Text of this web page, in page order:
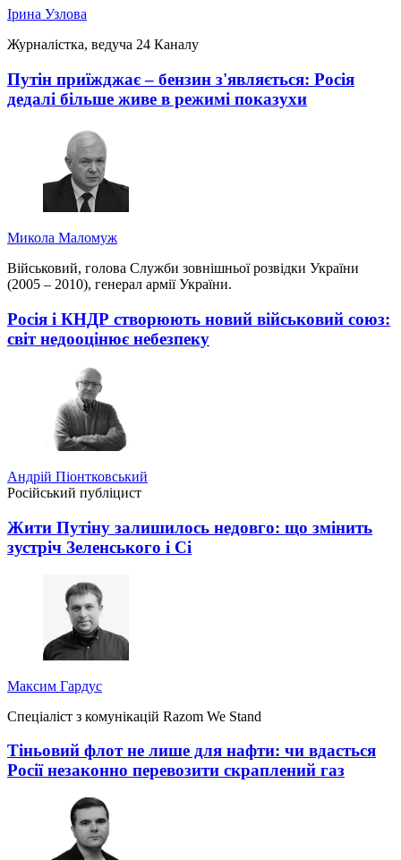
Ірина Узлова
Журналістка, ведуча 24 Каналу
Путін приїжджає – бензин з'являється: Росія
дедалі більше живе в режимі показухи
Микола Маломуж
Військовий, голова Служби зовнішньої розвідки України
(2005 – 2010), генерал армії України.
Росія і КНДР створюють новий військовий союз:
світ недооцінює небезпеку
Андрій Піонтковський
Російський публіцист
Жити Путіну залишилось недовго: що змінить
зустріч Зеленського і Сі
Максим Гардус
Спеціаліст з комунікацій Razom We Stand
Тіньовий флот не лише для нафти: чи вдасться
Росії незаконно перевозити скраплений газ